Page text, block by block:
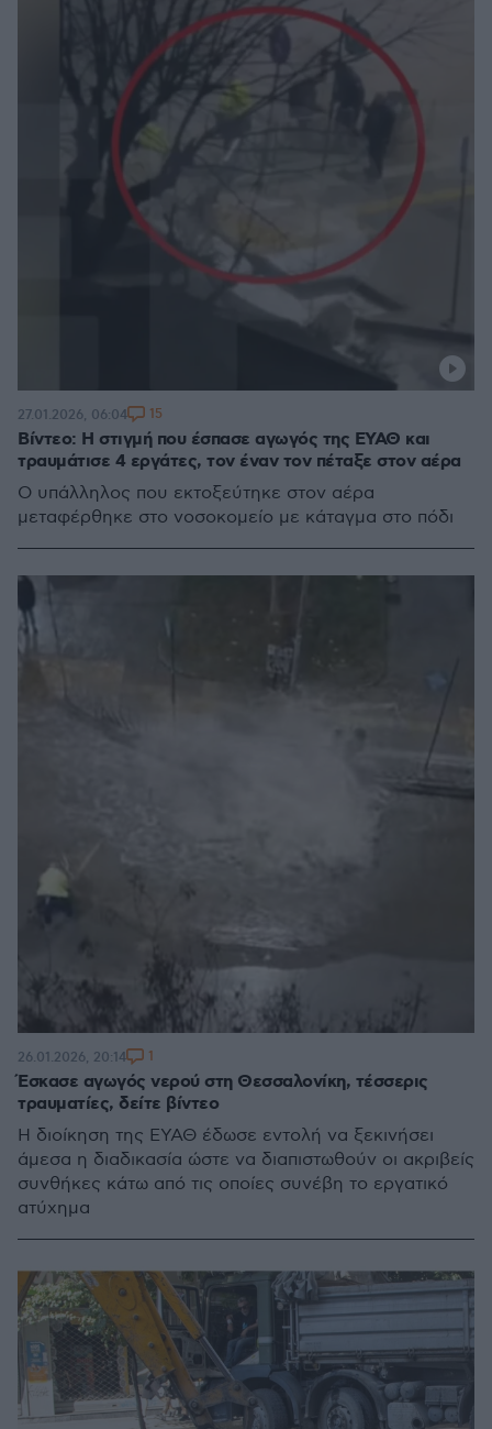
Βίντεο: Η στιγμή που έσπασε αγωγός της ΕΥΑΘ και
τραυμάτισε 4 εργάτες, τον έναν τον πέταξε στον αέρα
Ο υπάλληλος που εκτοξεύτηκε στον αέρα
μεταφέρθηκε στο νοσοκομείο με κάταγμα στο πόδι
27.01.2026, 06:04 15
Έσκασε αγωγός νερού στη Θεσσαλονίκη, τέσσερις
τραυματίες, δείτε βίντεο
Η διοίκηση της ΕΥΑΘ έδωσε εντολή να ξεκινήσει
άμεσα η διαδικασία ώστε να διαπιστωθούν οι ακριβείς
συνθήκες κάτω από τις οποίες συνέβη το εργατικό
ατύχημα
26.01.2026, 20:14 1